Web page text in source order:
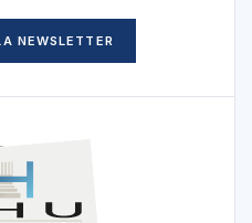
NEWSLETTER